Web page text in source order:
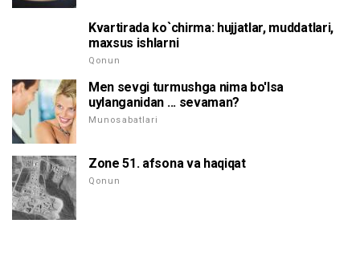
Kvartirada ko`chirma: hujjatlar, muddatlari,
maxsus ishlarni
Qonun
Men sevgi turmushga nima bo'lsa
uylanganidan ... sevaman?
Munosabatlari
Zone 51. afsona va haqiqat
Qonun